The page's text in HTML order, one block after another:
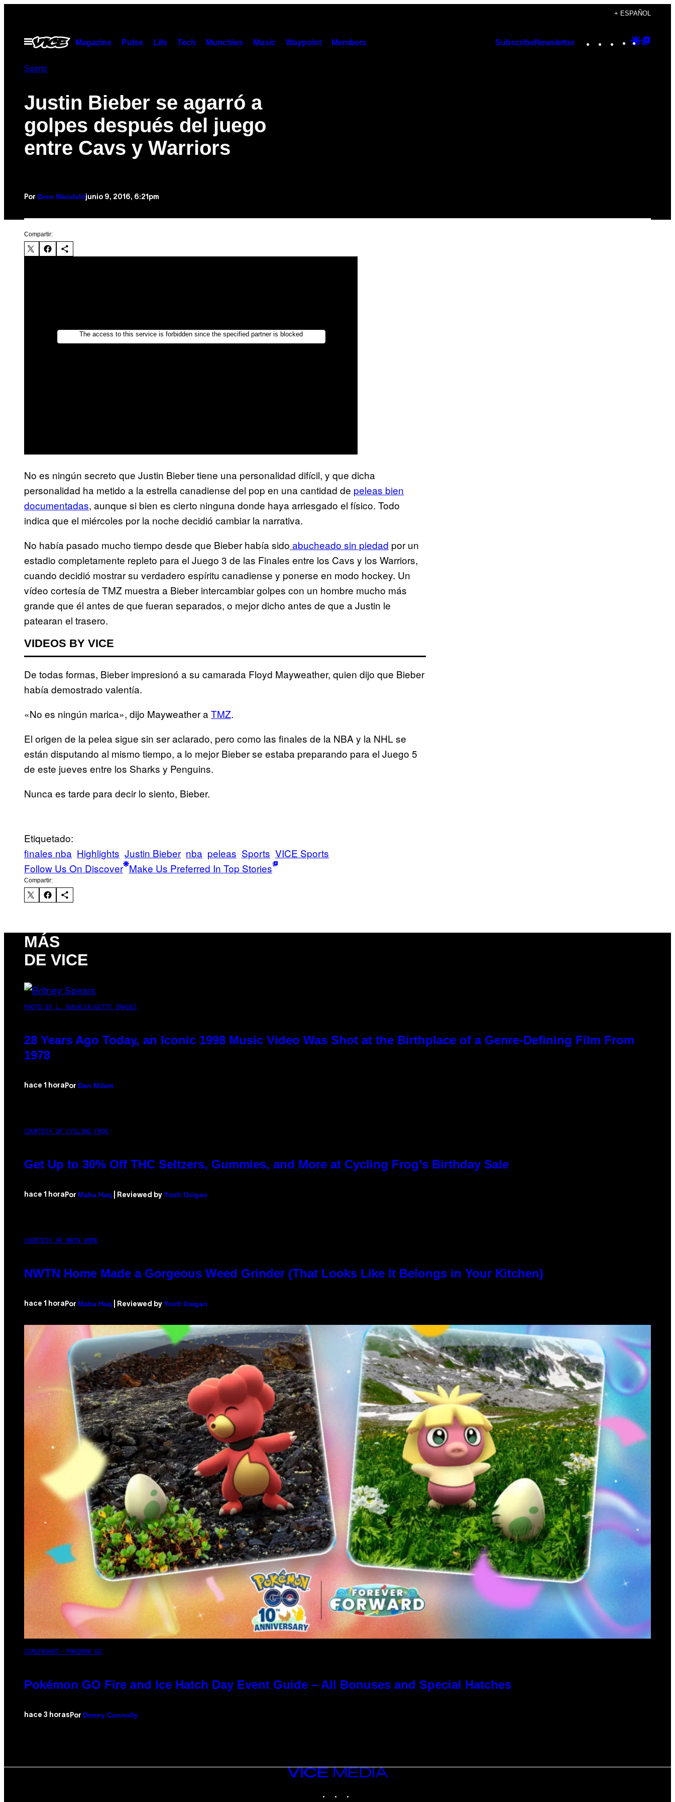
contenido
+ ESPAÑOL
Abrir
Menú
Magazine Pulse Life Tech Munchies Music Waypoint Members SubscribeNewsletter Instagram
TikTok
YouTube
Google
Sports
Justin Bieber se agarró a
golpes después del juego
entre Cavs y Warriors
Por Oren Weisfeldjunio 9, 2016, 6:21pm
Compartir:
No es ningún secreto que Justin Bieber tiene una personalidad difícil, y que dicha
personalidad ha metido a la estrella canadiense del pop en una cantidad de peleas bien
documentadas, aunque si bien es cierto ninguna donde haya arriesgado el físico. Todo
indica que el miércoles por la noche decidió cambiar la narrativa.
No había pasado mucho tiempo desde que Bieber había sido abucheado sin piedad por un
estadio completamente repleto para el Juego 3 de las Finales entre los Cavs y los Warriors,
cuando decidió mostrar su verdadero espíritu canadiense y ponerse en modo hockey. Un
vídeo cortesía de TMZ muestra a Bieber intercambiar golpes con un hombre mucho más
grande que él antes de que fueran separados, o mejor dicho antes de que a Justin le
patearan el trasero.
VIDEOS BY VICE
De todas formas, Bieber impresionó a su camarada Floyd Mayweather, quien dijo que Bieber
había demostrado valentía.
«No es ningún marica», dijo Mayweather a TMZ.
El origen de la pelea sigue sin ser aclarado, pero como las finales de la NBA y la NHL se
están disputando al mismo tiempo, a lo mejor Bieber se estaba preparando para el Juego 5
de este jueves entre los Sharks y Penguins.
Nunca es tarde para decir lo siento, Bieber.
Etiquetado:
finales nba Highlights Justin Bieber nba peleas Sports VICE Sports
Follow Us On Discover Make Us Preferred In Top Stories
Compartir:
MÁS
DE VICE
PHOTO BY L. BUSACCA/GETTY IMAGES
28 Years Ago Today, an Iconic 1998 Music Video Was Shot at the Birthplace of a Genre-Defining Film From
1978
hace 1 hora Por Dan Milam
COURTESY OF CYCLING FROG
Get Up to 30% Off THC Seltzers, Gummies, and More at Cycling Frog’s Birthday Sale
hace 1 hora Por Maha Haq | Reviewed by Ysolt Usigan
COURTESY OF NWTN HOME
NWTN Home Made a Gorgeous Weed Grinder (That Looks Like It Belongs in Your Kitchen)
hace 1 hora Por Maha Haq | Reviewed by Ysolt Usigan
SCREENSHOT: POKEMON GO
Pokémon GO Fire and Ice Hatch Day Event Guide – All Bonuses and Special Hatches
hace 3 horas Por Denny Connolly
VICE
MEDIA